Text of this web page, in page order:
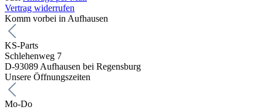
Vertrag widerrufen
Komm vorbei in Aufhausen
KS-Parts
Schlehenweg 7
D-93089 Aufhausen bei Regensburg
Unsere Öffnungszeiten
Mo-Do